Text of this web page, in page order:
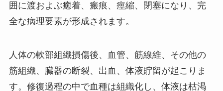
囲に渡およぶ癒着、瘢痕、痙縮、閉塞になり、完
全な病理要素が形成されます。
人体の軟部組織損傷後、血管、筋線維、その他の
筋組織、臓器の断裂、出血、体液貯留が起こりま
す。修復過程の中で血種は組織化し、体液は枯渇